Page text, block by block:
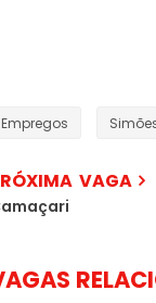
Empregos
VAGA